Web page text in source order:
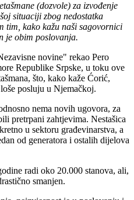
(dozvole) za izvođenje
situaciji zbog nedostatka
tim, kako kažu naši sagovornici
je obim poslovanja.
novine" rekao Pero
Republike Srpske, u toku ove
što, kako kaže Ćorić,
posluju u Njemačkoj.
nema novih ugovora, za
pretrpani zahtjevima. Nestašica
u sektoru građevinarstva, a
od generatora i ostalih dijelova
radi oko 20.000 stanova, ali,
smanjen.